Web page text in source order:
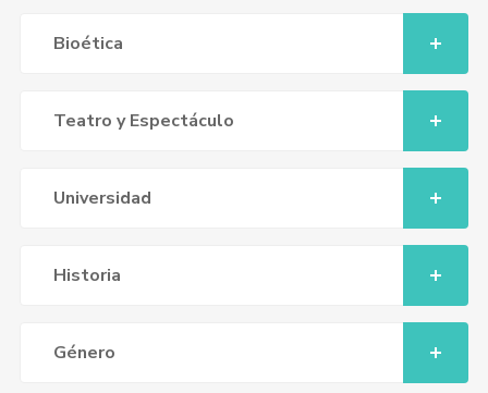
Bioética
Teatro y Espectáculo
Universidad
Historia
Género